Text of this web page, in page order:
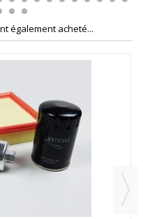
également acheté...